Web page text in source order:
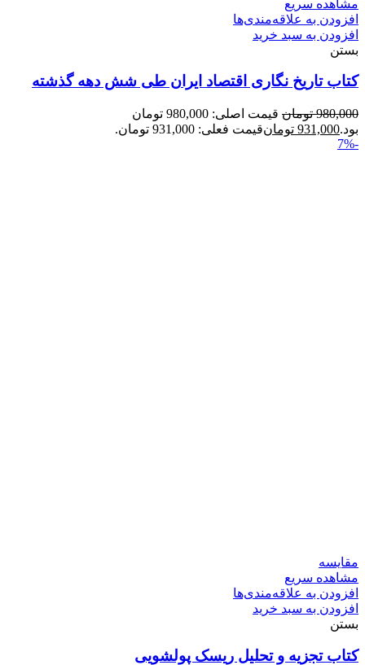
مشاهده سریع
افزودن به علاقه‌مندی‌ها
افزودن به سبد خرید
بستن
کتاب تاریخ نگاری اقتصاد ایران طی شش دهه گذشته
980,000 تومان
قیمت اصلی: 980,000 تومان
بود.931,000 تومانقیمت فعلی: 931,000 تومان.
-7%
مقایسه
مشاهده سریع
افزودن به علاقه‌مندی‌ها
افزودن به سبد خرید
بستن
کتاب تجزیه و تحلیل ریسک پولشویی